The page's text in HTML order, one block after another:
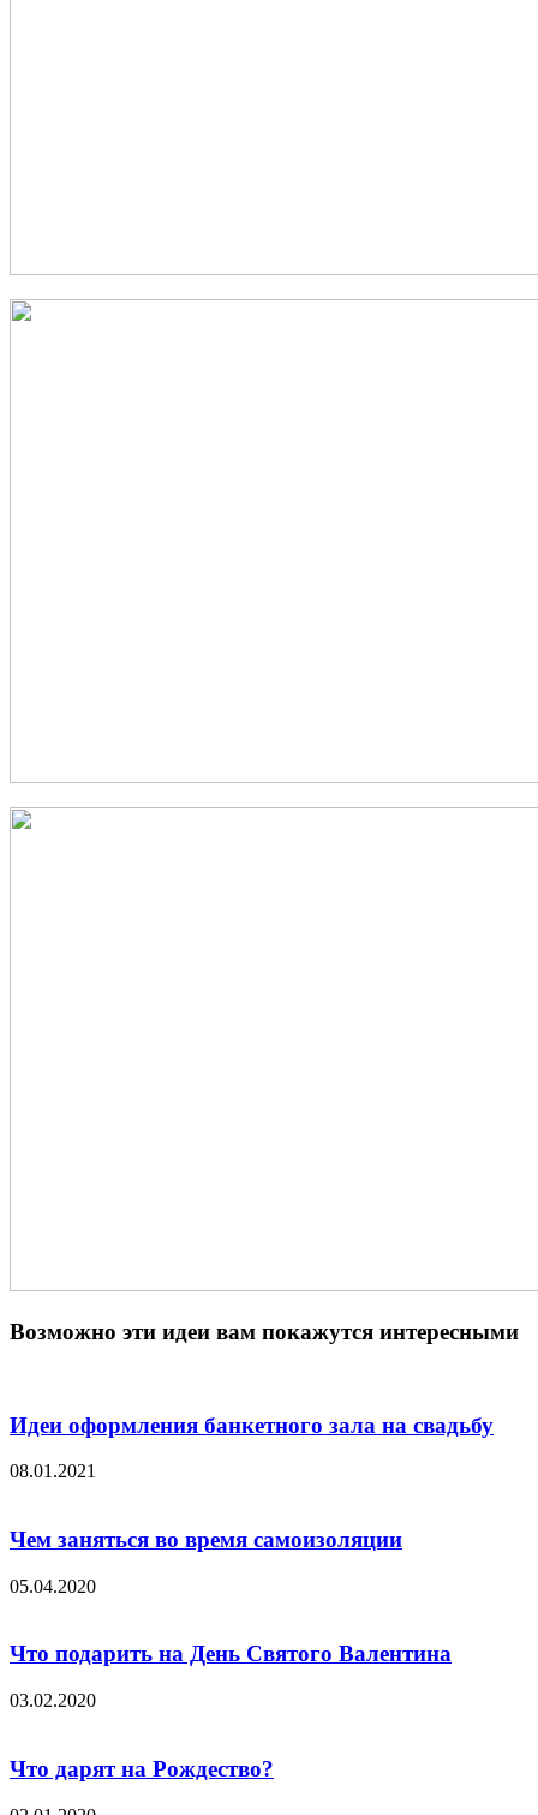
Возможно эти идеи вам покажутся интересными
Идеи оформления банкетного зала на свадьбу
08.01.2021
Чем заняться во время самоизоляции
05.04.2020
Что подарить на День Святого Валентина
03.02.2020
Что дарят на Рождество?